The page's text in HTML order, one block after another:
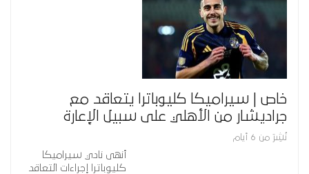
خاص | سيراميكا كليوباترا يتعاقد مع
جراديشار من الأهلي على سبيل الإعارة
نُشِرَ من 6 أيام
أنهى نادي سيراميكا
كليوباترا إجراءات التعاقد